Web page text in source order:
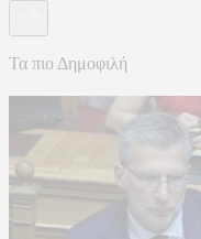
Τα πιο Δημοφιλή